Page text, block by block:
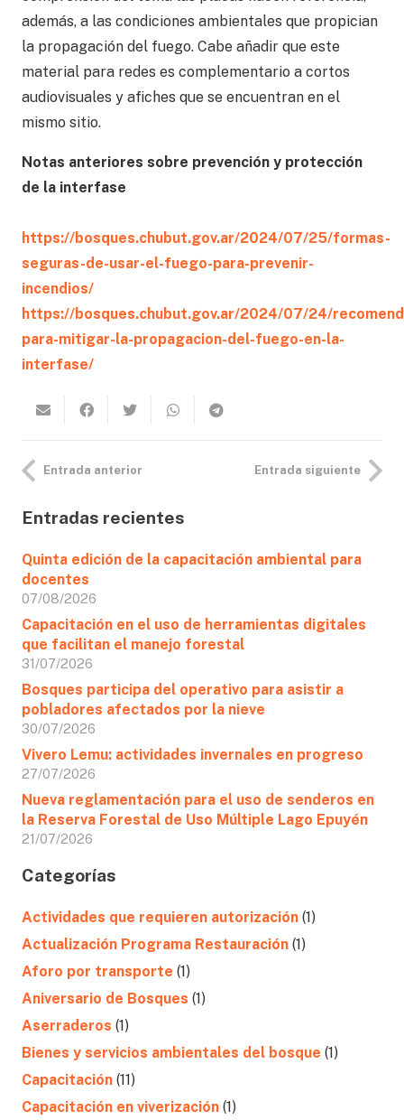
además, a las condiciones ambientales que propician
la propagación del fuego. Cabe añadir que este
material para redes es complementario a cortos
audiovisuales y afiches que se encuentran en el
mismo sitio.
Notas anteriores sobre prevención y protección
de la interfase
https://bosques.chubut.gov.ar/2024/07/25/formas-
seguras-de-usar-el-fuego-para-prevenir-
incendios/
https://bosques.chubut.gov.ar/2024/07/24/
para-mitigar-la-propagacion-del-fuego-en-la-
interfase/
Entrada anterior Entrada siguiente
Entradas recientes
Quinta edición de la capacitación ambiental para
docentes
07/08/2026
Capacitación en el uso de herramientas digitales
que facilitan el manejo forestal
31/07/2026
Bosques participa del operativo para asistir a
pobladores afectados por la nieve
30/07/2026
Vivero Lemu: actividades invernales en progreso
27/07/2026
Nueva reglamentación para el uso de senderos en
la Reserva Forestal de Uso Múltiple Lago Epuyén
21/07/2026
Categorías
Actividades que requieren autorización (1)
Actualización Programa Restauración (1)
Aforo por transporte (1)
Aniversario de Bosques (1)
Aserraderos (1)
Bienes y servicios ambientales del bosque (1)
Capacitación (11)
Capacitación en viverización (1)